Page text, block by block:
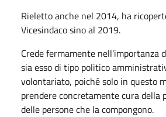
Rieletto anche nel 2014, ha
Vicesindaco sino al 2019.
Crede fermamente nell'importanza
sia esso di tipo politico
volontariato, poiché solo in questo
prendere concretamente cura della
delle persone che la compongono.